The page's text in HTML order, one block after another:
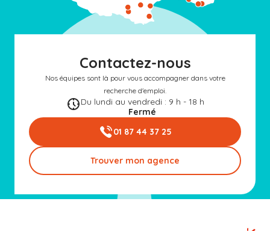
Contactez-nous
Nos équipes sont là pour vous accompagner dans votre
recherche d'emploi.
Du lundi au vendredi : 9 h - 18 h
Fermé
01 87 44 37 25
Trouver mon agence